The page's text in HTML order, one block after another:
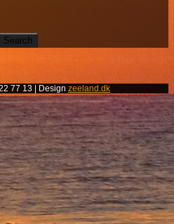
77 13 | Design zeeland.dk